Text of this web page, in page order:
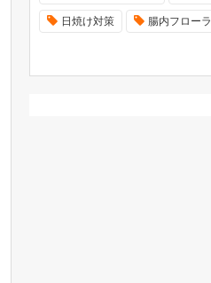
日焼け対策 腸内フローラ